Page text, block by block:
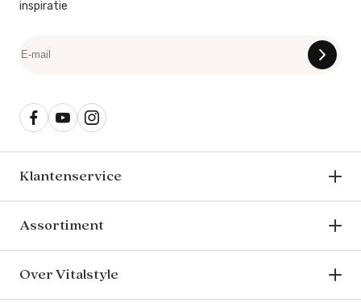
inspiratie
Klantenservice
Assortiment
Over Vitalstyle